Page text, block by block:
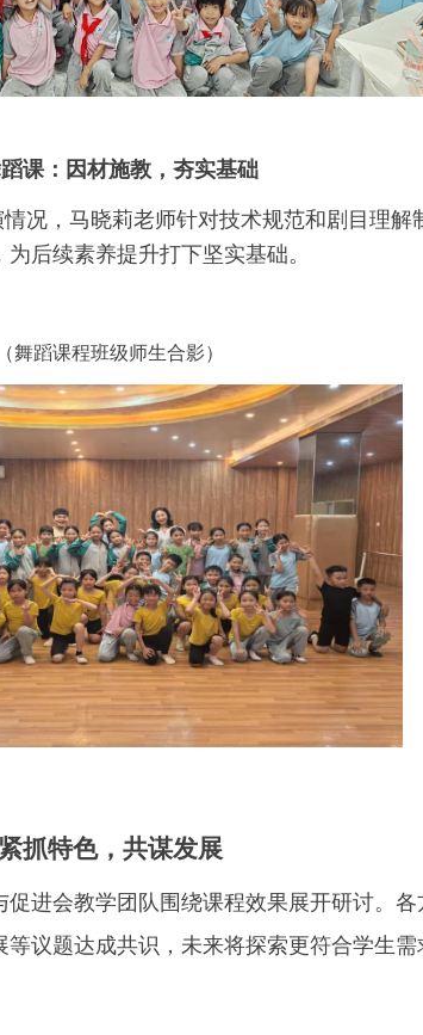
课：因材施教，夯实基础
况， 马晓莉老师针对技术规范和剧目理解
后续素养提升打下坚实基础。
（舞蹈课程班级师生合影）
紧抓特色，共谋发展
进会教学团队围绕课程效果展开研讨。
议题达成共识，未来将探索更符合学生需